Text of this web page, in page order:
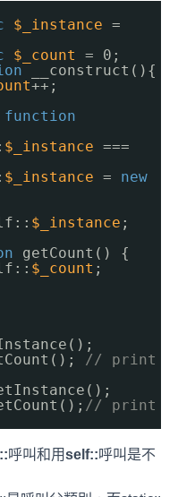
$_instance =
$_count
= 0;
__construct(){
++;
function
$_instance ===
$_instance = new
$_instance ;
getCount() {
$_count ;
// print
// print
呼叫和用self::呼叫是不